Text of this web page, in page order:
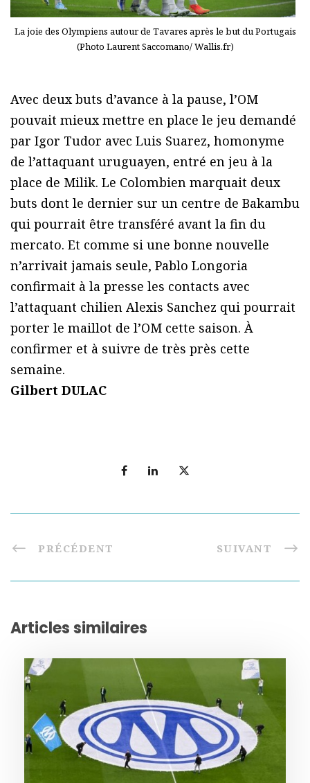
La joie des Olympiens autour de Tavares après le but du Portugais
(Photo Laurent Saccomano/ Wallis.fr)
Avec deux buts d’avance à la pause, l’OM
pouvait mieux mettre en place le jeu demandé
par Igor Tudor avec Luis Suarez, homonyme
de l’attaquant uruguayen, entré en jeu à la
place de Milik. Le Colombien marquait deux
buts dont le dernier sur un centre de Bakambu
qui pourrait être transféré avant la fin du
mercato. Et comme si une bonne nouvelle
n’arrivait jamais seule, Pablo Longoria
confirmait à la presse les contacts avec
l’attaquant chilien Alexis Sanchez qui pourrait
porter le maillot de l’OM cette saison. À
confirmer et à suivre de très près cette
semaine.
Gilbert DULAC
PRÉCÉDENT SUIVANT
Articles similaires